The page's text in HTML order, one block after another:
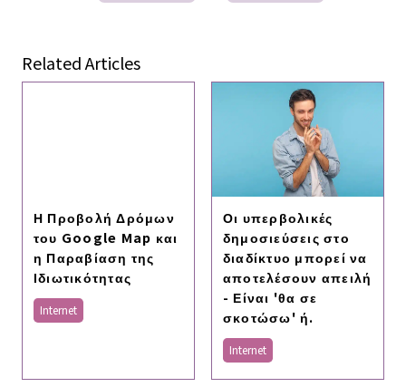
Related Articles
Η Προβολή Δρόμων
του Google Map και
η Παραβίαση της
Ιδιωτικότητας
Internet
Οι υπερβολικές
δημοσιεύσεις στο
διαδίκτυο μπορεί να
αποτελέσουν απειλή
- Είναι 'θα σε
σκοτώσω' ή.
Internet